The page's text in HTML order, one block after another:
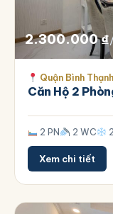
2.300.000₫
Quận Bình
Căn Hộ 2
2 PN 2 WC
Xem chi tiết